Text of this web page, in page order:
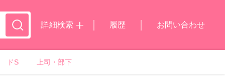
詳細検索
履歴 お問い合わせ
ドS 上司・部下